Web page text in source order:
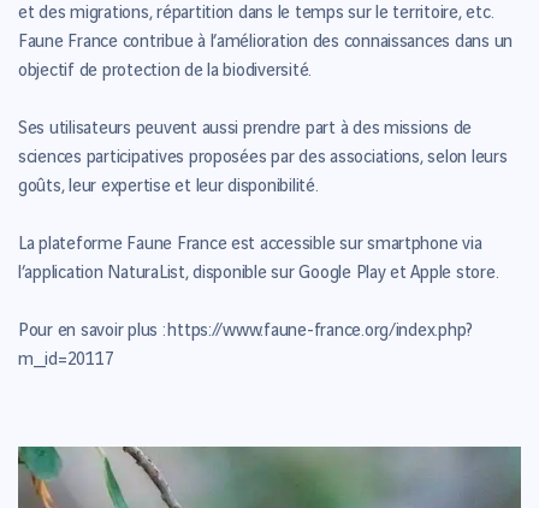
et des migrations, répartition dans le temps sur le territoire, etc.
Faune France contribue à l’amélioration des connaissances dans un
objectif de protection de la biodiversité.
Ses utilisateurs peuvent aussi prendre part à des missions de
sciences participatives proposées par des associations, selon leurs
goûts, leur expertise et leur disponibilité.
La plateforme Faune France est accessible sur smartphone via
l’application NaturaList, disponible sur Google Play et Apple store.
Pour en savoir plus : https://www.faune-france.org/index.php?
m_id=20117